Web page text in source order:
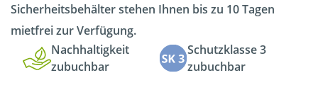
Sicherheitsbehälter stehen Ihnen bis zu 10 Tagen
mietfrei zur Verfügung.
Nachhaltigkeit
zubuchbar
Schutzklasse 3
zubuchbar